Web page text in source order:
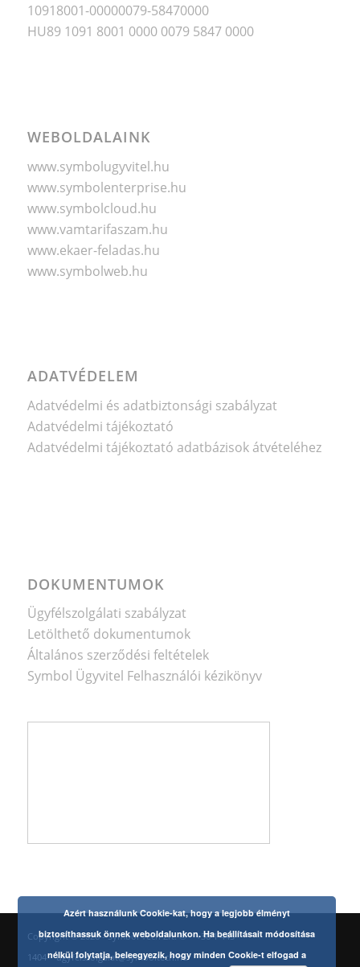
10918001-00000079-58470000
HU89 1091 8001 0000 0079 5847 0000
WEBOLDALAINK
www.symbolugyvitel.hu
www.symbolenterprise.hu
www.symbolcloud.hu
www.vamtarifaszam.hu
www.ekaer-feladas.hu
www.symbolweb.hu
ADATVÉDELEM
Adatvédelmi és adatbiztonsági szabályzat
Adatvédelmi tájékoztató
Adatvédelmi tájékoztató adatbázisok átvételéhez
DOKUMENTUMOK
Ügyfélszolgálati szabályzat
Letölthető dokumentumok
Általános szerződési feltételek
Symbol Ügyvitel Felhasználói kézikönyv
Copyright © 2026 - Symbol Tech Zrt. ©
Azért használunk Cookie-kat, hogy a legjobb élményt
biztosíthassuk önnek weboldalunkon. Ha beállításait módosítása
nélkül folytatja, beleegyezik, hogy minden Cookie-t elfogad a